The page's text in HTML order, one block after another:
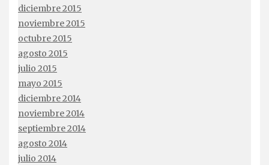
diciembre 2015
noviembre 2015
octubre 2015
agosto 2015
julio 2015
mayo 2015
diciembre 2014
noviembre 2014
septiembre 2014
agosto 2014
julio 2014